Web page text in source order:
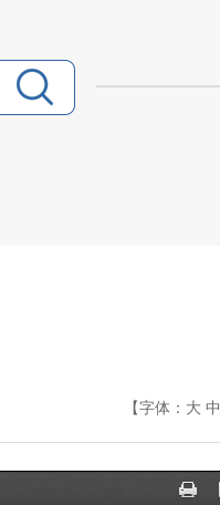
【字体： 大 中